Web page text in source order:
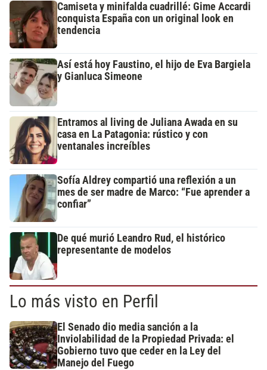
Camiseta y minifalda cuadrillé: Gime Accardi
conquista España con un original look en
tendencia
Así está hoy Faustino, el hijo de Eva Bargiela
y Gianluca Simeone
Entramos al living de Juliana Awada en su
casa en La Patagonia: rústico y con
ventanales increíbles
Sofía Aldrey compartió una reflexión a un
mes de ser madre de Marco: “Fue aprender a
confiar”
De qué murió Leandro Rud, el histórico
representante de modelos
Lo más visto en Perfil
El Senado dio media sanción a la
Inviolabilidad de la Propiedad Privada: el
Gobierno tuvo que ceder en la Ley del
Manejo del Fuego